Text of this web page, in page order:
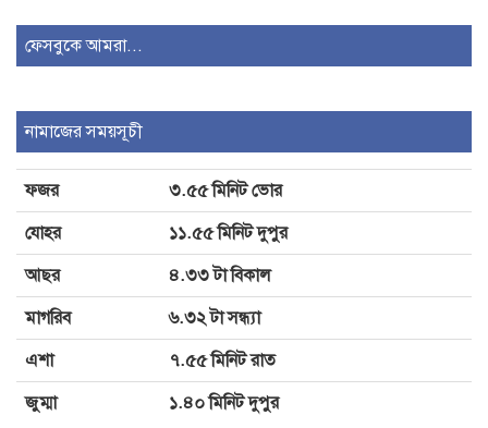
অভাবই বিচার বিভাগের বড় সংকট:
পরিবর্তন হচ্ছে র‌্যাবের নাম, খসড়া আইন
শেখ হাসিনার ফেরার আর কোনো সুযোগ
নেই: পানিসম্পদ মন্ত্রী
ফেসবুকে আমরা...
নামাজের সময়সূচী
ফজর
৩.৫৫ মিনিট ভোর
যোহর
১১.৫৫ মিনিট দুপুর
আছর
৪.৩৩ টা বিকাল
মাগরিব
৬.৩২ টা সন্ধ্যা
এশা
৭.৫৫ মিনিট রাত
জুম্মা
১.৪০ মিনিট দুপুর